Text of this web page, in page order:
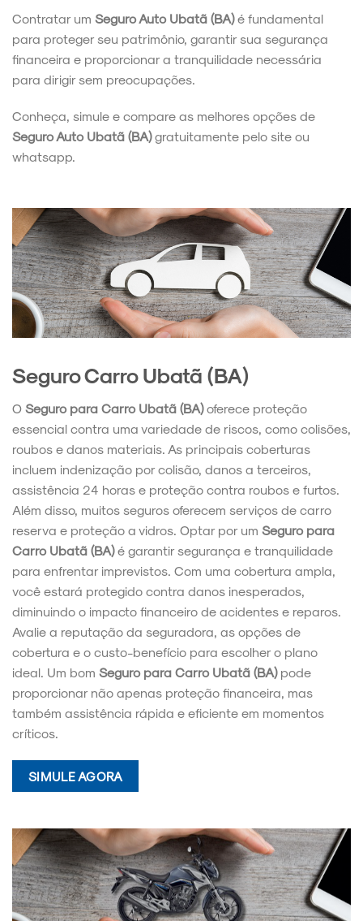
Contratar um Seguro Auto Ubatã (BA)é fundamental
para proteger seu patrimônio, garantir sua segurança
financeira e proporcionar a tranquilidade necessária
para dirigir sem preocupações.
Conheça, simule e compare as melhores opções de
Seguro Auto Ubatã (BA)gratuitamente pelo site ou
whatsapp.
Seguro Carro Ubatã (BA)
O Seguro para Carro Ubatã (BA)oferece proteção
essencial contra uma variedade de riscos, como colisões,
roubos e danos materiais. As principais coberturas
incluem indenização por colisão, danos a terceiros,
assistência 24 horas e proteção contra roubos e furtos.
Além disso, muitos seguros oferecem serviços de carro
reserva e proteção a vidros. Optar por um Seguro para
Carro Ubatã (BA)é garantir segurança e tranquilidade
para enfrentar imprevistos. Com uma cobertura ampla,
você estará protegido contra danos inesperados,
diminuindo o impacto financeiro de acidentes e reparos.
Avalie a reputação da seguradora, as opções de
cobertura e o custo-benefício para escolher o plano
ideal. Um bom Seguro para Carro Ubatã (BA)pode
proporcionar não apenas proteção financeira, mas
também assistência rápida e eficiente em momentos
críticos.
SIMULE AGORA